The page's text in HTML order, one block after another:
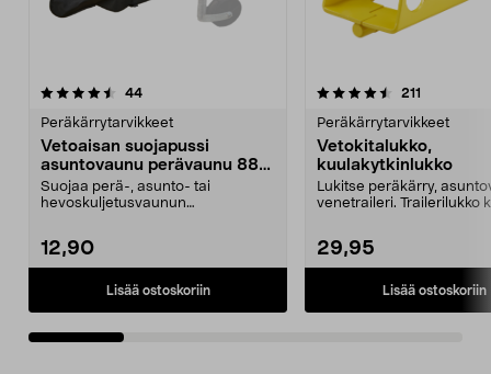
44arvostelut
Peräkärrytarvikkeet
Vetoaisan suojapussi
asuntovaunu perävaunu 88 x
63 cm
Suojaa perä-, asunto- tai
hevoskuljetusvaunun
12,90
Lisää ostoskoriin
4.5 viidestä
211
Peräkärrytarvikkeet
Vetokitalukko,
kuulakytkinlukko
Lukitse peräkärry,
venetraileri. Trailerilukko
29,95
Lisää ostoskoriin
4.5 viidestä